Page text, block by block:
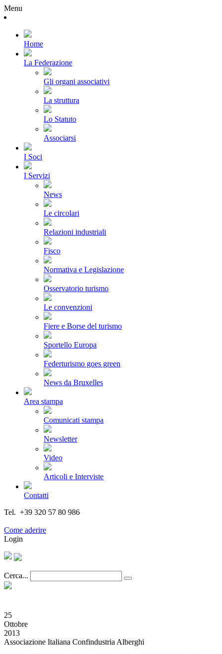
Menu
Home
La Federazione
Gli organi associativi
La struttura
Lo Statuto
Associarsi
I Soci
I Servizi
News
Le circolari
Relazioni industriali
Fisco
Normativa e Legislazione
Osservatorio turismo
Le convenzioni
Fiere e Borse del turismo
Sportello Europa
Federturismo goes green
News da Bruxelles
Area stampa
Comunicati stampa
Newsletter
Video
Articoli e Interviste
Contatti
Tel. +39 320 57 80 986
Come aderire
Login
Cerca...
25
Ottobre
2013
Associazione Italiana Confindustria Alberghi